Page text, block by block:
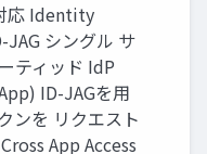
応 Identity
シングル サ
ティッド IdP
ID-JAGを用
ンを リクエスト
App Access